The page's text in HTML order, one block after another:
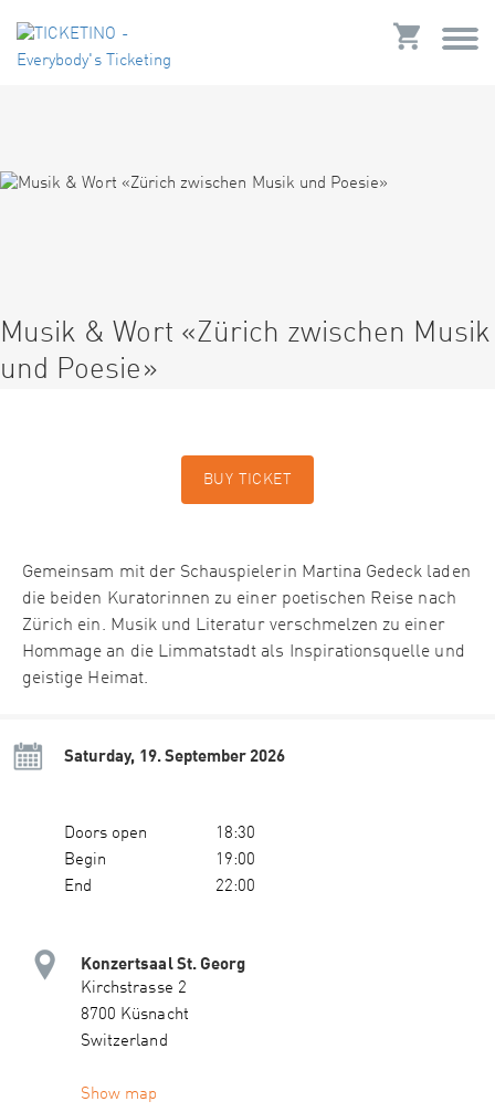
Musik & Wort «Zürich zwischen Musik
und Poesie»
BUY TICKET
Gemeinsam mit der Schauspielerin Martina Gedeck laden
die beiden Kuratorinnen zu einer poetischen Reise nach
Zürich ein. Musik und Literatur verschmelzen zu einer
Hommage an die Limmatstadt als Inspirationsquelle und
geistige Heimat.
Saturday, 19. September 2026
Doors open
18:30
Begin
19:00
End
22:00
Konzertsaal St. Georg
Kirchstrasse 2
8700 Küsnacht
Switzerland
Show map